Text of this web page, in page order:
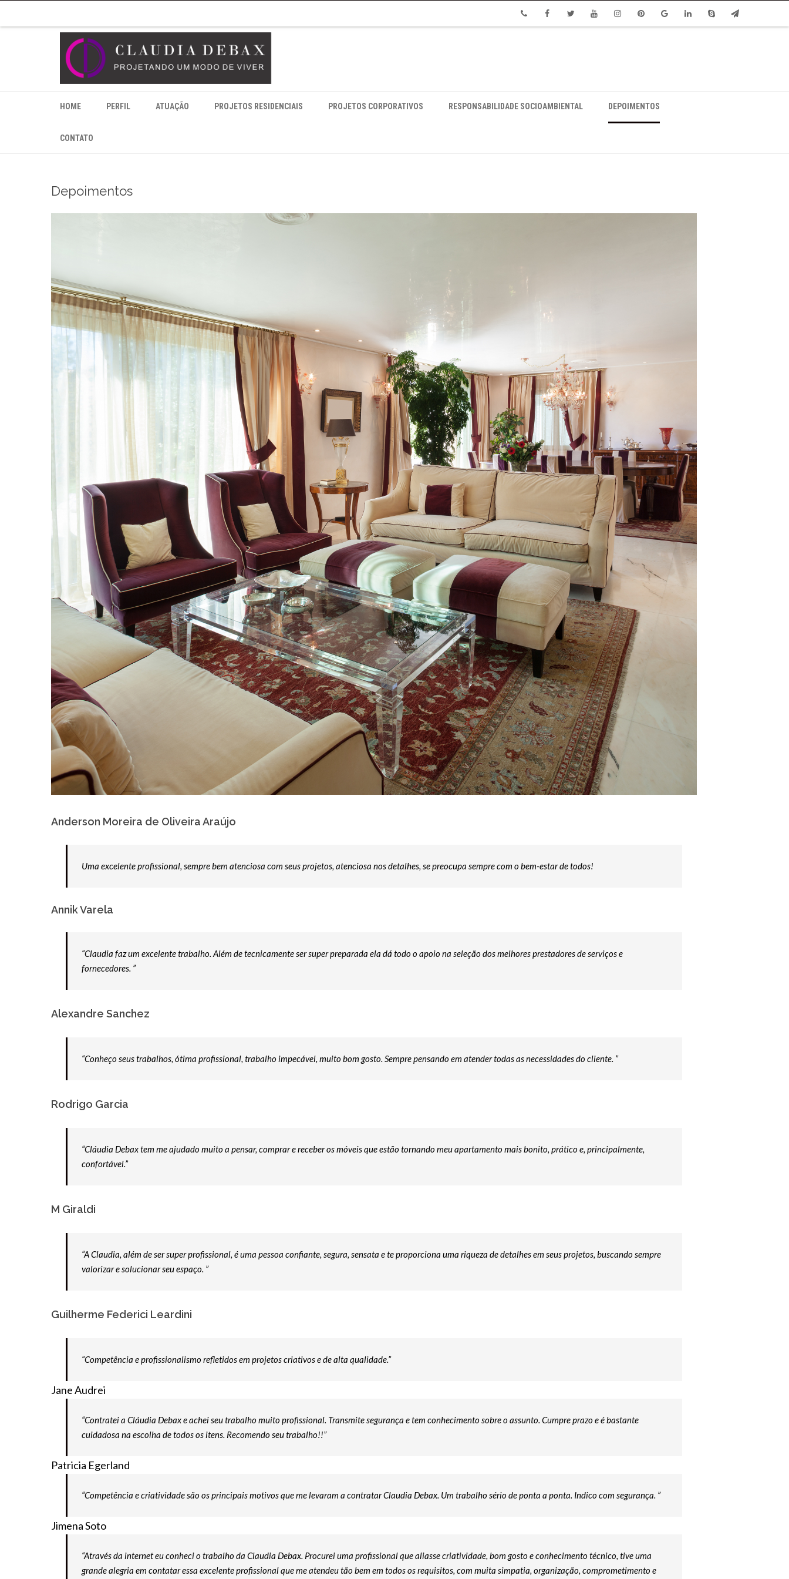
HOME PERFIL ATUAÇÃO PROJETOS RESIDENCIAIS PROJETOS CORPORATIVOS RESPONSABILIDADE SOCIOAMBIENTAL DEPOIMENTOS
CONTATO
Depoimentos
Anderson Moreira de Oliveira Araújo
Uma excelente profissional, sempre bem atenciosa com seus projetos, atenciosa nos detalhes, se preocupa sempre com o bem-estar de todos!
Annik Varela
“Claudia faz um excelente trabalho. Além de tecnicamente ser super preparada ela dá todo o apoio na seleção dos melhores prestadores de serviços e
fornecedores. ”
Alexandre Sanchez
“Conheço seus trabalhos, ótima profissional, trabalho impecável, muito bom gosto. Sempre pensando em atender todas as necessidades do cliente. ”
Rodrigo Garcia
“Cláudia Debax tem me ajudado muito a pensar, comprar e receber os móveis que estão tornando meu apartamento mais bonito, prático e, principalmente,
confortável.”
M Giraldi
“A Claudia, além de ser super profissional, é uma pessoa confiante, segura, sensata e te proporciona uma riqueza de detalhes em seus projetos, buscando sempre
valorizar e solucionar seu espaço. ”
Guilherme Federici Leardini
“Competência e profissionalismo refletidos em projetos criativos e de alta qualidade.”
Jane Audrei
“Contratei a Cláudia Debax e achei seu trabalho muito profissional. Transmite segurança e tem conhecimento sobre o assunto. Cumpre prazo e é bastante
cuidadosa na escolha de todos os itens. Recomendo seu trabalho!!”
Patricia Egerland
“Competência e criatividade são os principais motivos que me levaram a contratar Claudia Debax. Um trabalho sério de ponta a ponta. Indico com segurança. ”
Jimena Soto
“Através da internet eu conheci o trabalho da Claudia Debax. Procurei uma profissional que aliasse criatividade, bom gosto e conhecimento técnico, tive uma
grande alegria em contatar essa excelente profissional que me atendeu tão bem em todos os requisitos, com muita simpatia, organização, comprometimento e